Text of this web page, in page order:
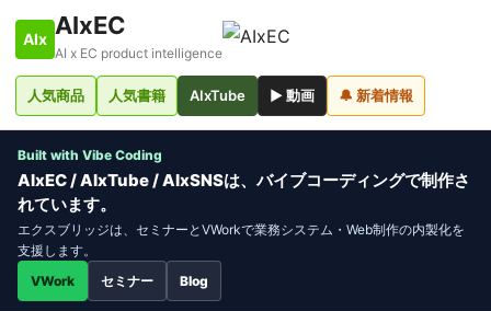
AIx AIxEC
AI x EC product intelligence
人気商品 人気書籍 AIxTube ▶ 動画 🔔 新着情報
Built with Vibe Coding
AIxEC / AIxTube / AIxSNSは、バイブコーディングで制作さ
れています。
エクスブリッジは、セミナーとVWorkで業務システム・Web制作の内製化を
支援します。
VWork
セミナー Blog